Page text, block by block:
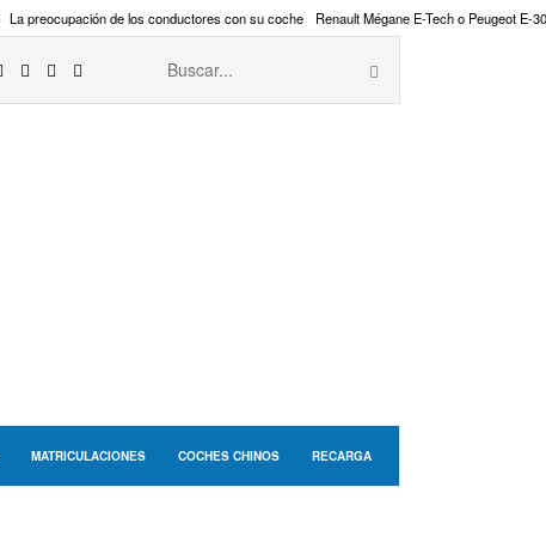
La preocupación de los conductores con su coche Renault Mégane E-Tech o Peugeot E-
MATRICULACIONES COCHES CHINOS RECARGA